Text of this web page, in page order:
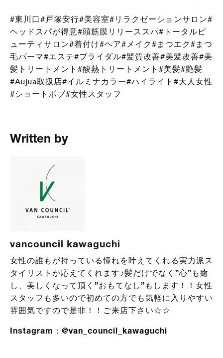
#東川口#戸塚安行#美容室#リラクゼーションサロン#
ヘッドスパが得意#頭筋膜リリーススパ#トータルビ
ューティサロン#着付け#ヘア#メイク#まつエク#まつ
毛パーマ#エステ#ブライダル#髪質改善#美髪改善#美
髪トリートメント#酸熱トリートメント#美髪#艶髪
#Aujua取扱店#イルミナカラー#ハイライト#大人女性
#ショートボブ#女性スタッフ
Written by
vancouncil kawaguchi
女性の誰もが持っている憧れを叶えてくれる実力派ス
タイリストが応えてくれます♪髪だけでなく”心”も癒
し、美しくなって頂く”おもてなし”もします！！女性
スタッフも多いので初めての方でも気軽に入りやすい
雰囲気ですので是非！！ご来店下さい☆☆
Instagram： @van_council_kawaguchi